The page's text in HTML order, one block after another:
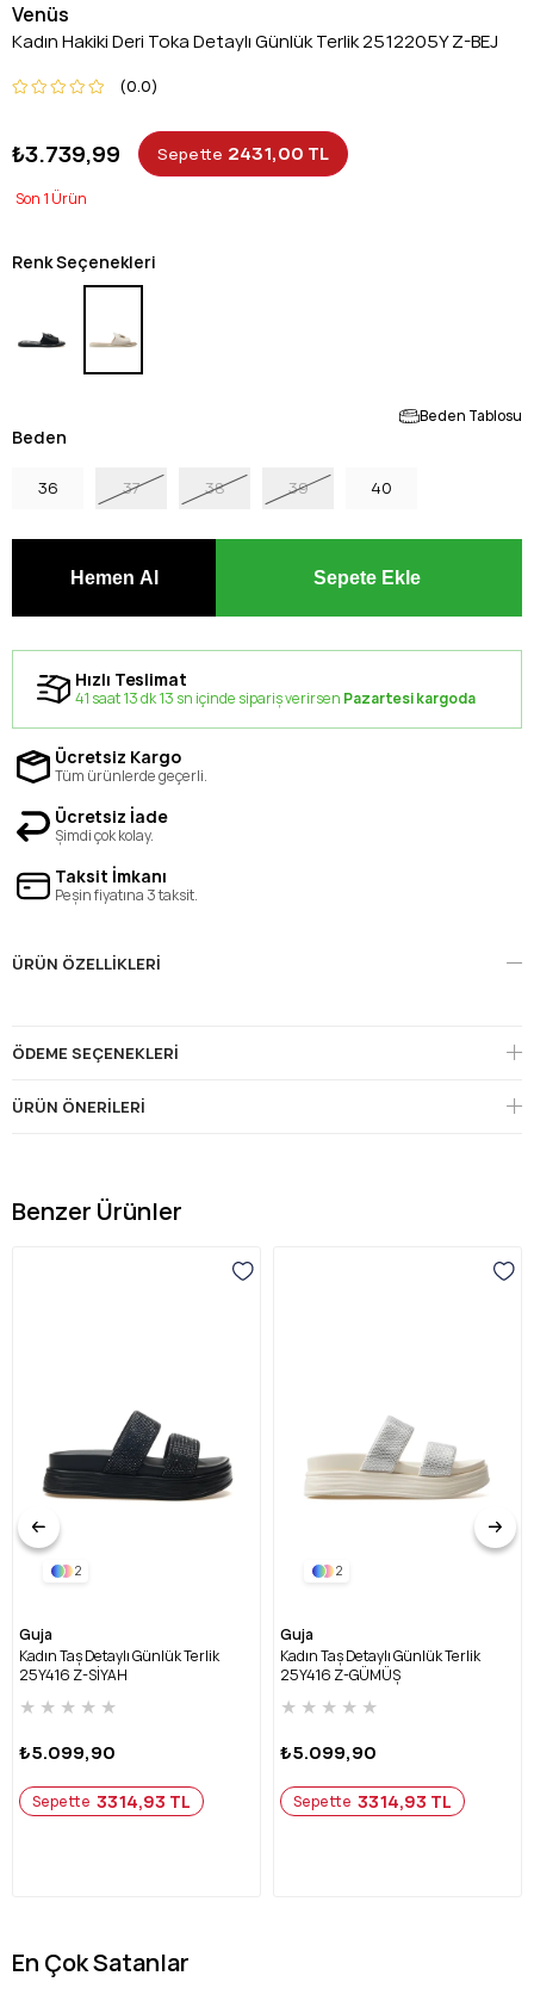
Venüs
Kadın Hakiki Deri Toka Detaylı Günlük Terlik 2512205Y Z-BEJ
0.0
₺3.739,99 Sepette 2431,00 TL
1
Renk Seçenekleri
Beden Tablosu
Beden
36 37 38 39 40
Hızlı Teslimat
41 saat 13 dk 13 sn içinde sipariş verirsen Pazartesi kargoda
Ücretsiz Kargo
Tüm ürünlerde geçerli.
Ücretsiz İade
Şimdi çok kolay.
Taksit İmkanı
Peşin fiyatına 3 taksit.
ÜRÜN ÖZELLIKLERI
ÖDEME SEÇENEKLERI
ÜRÜN ÖNERILERI
Benzer Ürünler
2
Guja
Kadın Taş Detaylı Günlük Terlik
25Y416 Z-SİYAH
★ ★ ★ ★ ★
₺5.099,90
Sepette 3314,93 TL
2
Guja
Kadın Taş Detaylı Günlük Terlik
25Y416 Z-GÜMÜŞ
★ ★ ★ ★ ★
₺5.099,90
Sepette 3314,93 TL
En Çok Satanlar